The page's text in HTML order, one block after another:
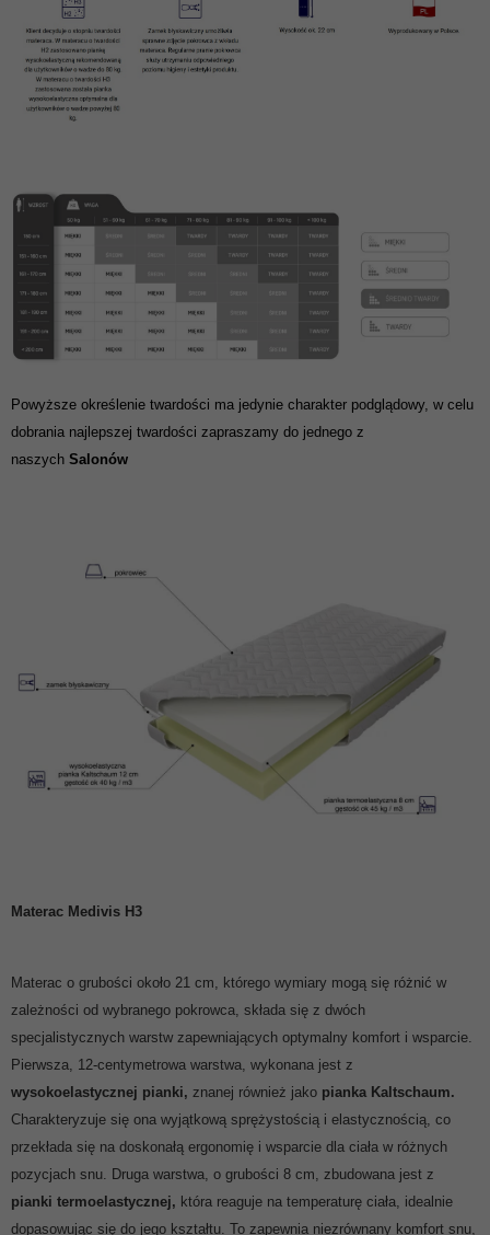
Powyższe określenie twardości ma jedynie charakter podglądowy, w celu
dobrania najlepszej twardości zapraszamy do jednego z
naszych Salonów
Materac Medivis H3
Materac o grubości około 21 cm, którego wymiary mogą się różnić w
zależności od wybranego pokrowca, składa się z dwóch
specjalistycznych warstw zapewniających optymalny komfort i wsparcie.
Pierwsza, 12-centymetrowa warstwa, wykonana jest z
wysokoelastycznej pianki, znanej również jako pianka Kaltschaum.
Charakteryzuje się ona wyjątkową sprężystością i elastycznością, co
przekłada się na doskonałą ergonomię i wsparcie dla ciała w różnych
pozycjach snu. Druga warstwa, o grubości 8 cm, zbudowana jest z
pianki termoelastycznej, która reaguje na temperaturę ciała, idealnie
dopasowując się do jego kształtu. To zapewnia niezrównany komfort snu,